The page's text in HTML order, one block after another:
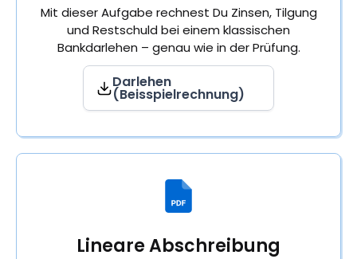
Mit dieser Aufgabe rechnest Du Zinsen, Tilgung
und Restschuld bei einem klassischen
Bankdarlehen – genau wie in der Prüfung.
Darlehen
(Beisspielrechnung)
Lineare Abschreibung